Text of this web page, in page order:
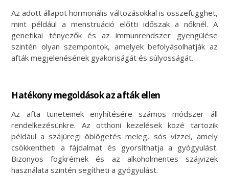
Az adott állapot hormonális változásokkal is összefügghet,
mint például a menstruáció előtti időszak a nőknél. A
genetikai tényezők és az immunrendszer gyengülése
szintén olyan szempontok, amelyek befolyásolhatják az
afták megjelenésének gyakoriságát és súlyosságát.
Hatékony megoldások az afták ellen
Az afta tüneteinek enyhítésére számos módszer áll
rendelkezésünkre. Az otthoni kezelések közé tartozik
például a szájüregi öblögetés meleg, sós vízzel, amely
csökkentheti a fájdalmat és gyorsíthatja a gyógyulást.
Bizonyos fogkrémek és az alkoholmentes szájvizek
használata szintén segítheti a gyógyulást.